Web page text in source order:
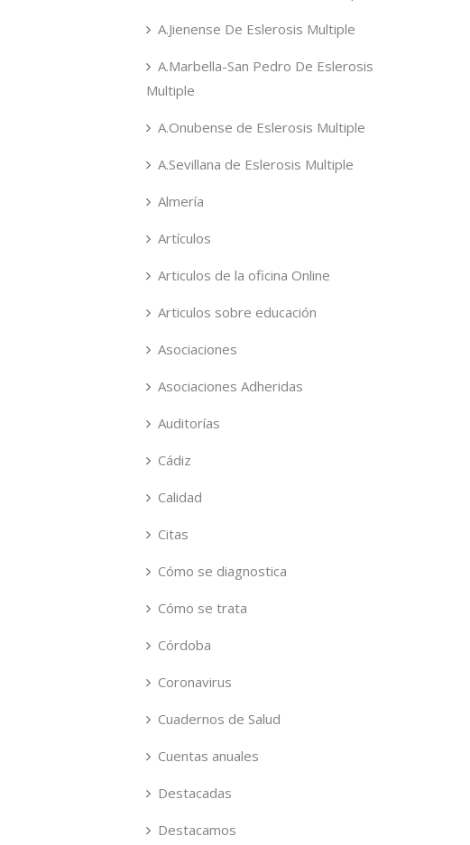
A.Jienense De Eslerosis Multiple
A.Marbella-San Pedro De Eslerosis
Multiple
A.Onubense de Eslerosis Multiple
A.Sevillana de Eslerosis Multiple
Almería
Artículos
Articulos de la oficina Online
Articulos sobre educación
Asociaciones
Asociaciones Adheridas
Auditorías
Cádiz
Calidad
Citas
Cómo se diagnostica
Cómo se trata
Córdoba
Coronavirus
Cuadernos de Salud
Cuentas anuales
Destacadas
Destacamos